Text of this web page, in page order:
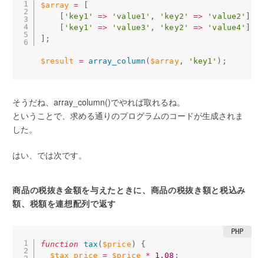
$array =
'key1' => 'value1' , 'key2' => 'value2'
'key1' => 'value3' , 'key2' => 'value4'
;
$result = array_column ( $array, 'key1' ) ;
そうだね、array_column()でやれば取れるね。
ということで、求める通りのプログラムのコードが生成されま
した。
はい、では次です。
商品の税抜き金額を与えたときに、商品の税抜き額と税込み
額、税額を連想配列で返す
function tax ( $price )
{
$tax_price = $price * 1.08 ;